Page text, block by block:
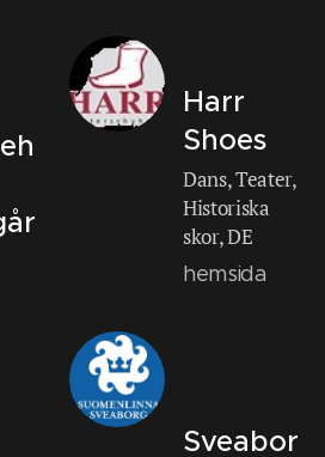
Harr
Shoes
Dans, Teater,
Historiska
skor, DE
hemsida
Sveabor